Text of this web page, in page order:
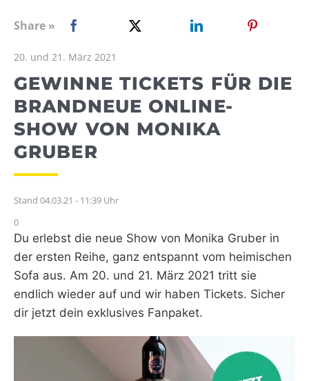
WEBRADIO
Share »
20. und 21. März 2021
GEWINNE TICKETS FÜR DIE
BRANDNEUE ONLINE-
SHOW VON MONIKA
GRUBER
Stand 04.03.21 - 11:39 Uhr
0
Du erlebst die neue Show von Monika Gruber in
der ersten Reihe, ganz entspannt vom heimischen
Sofa aus. Am 20. und 21. März 2021 tritt sie
endlich wieder auf und wir haben Tickets. Sicher
dir jetzt dein exklusives Fanpaket.